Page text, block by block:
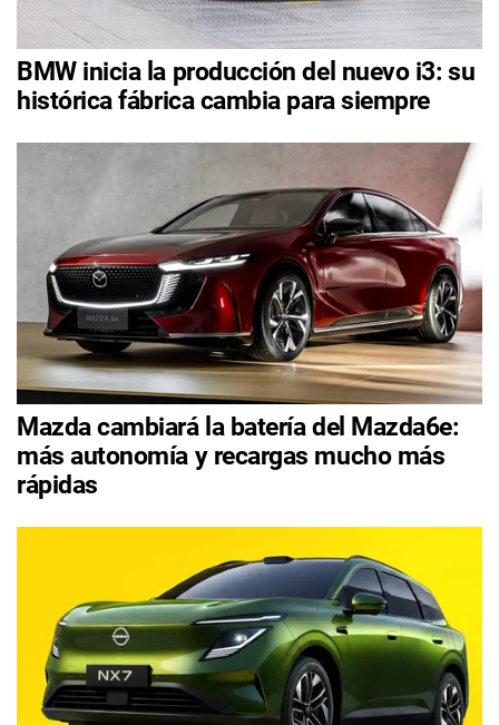
BMW inicia la producción del nuevo i3: su
histórica fábrica cambia para siempre
Mazda cambiará la batería del Mazda6e:
más autonomía y recargas mucho más
rápidas